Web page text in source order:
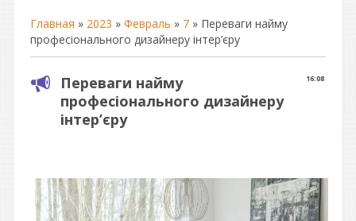
Главная » 2023 » Февраль » 7 » Переваги найму
професіонального дизайнеру інтер’єру
16:08
Переваги найму
професіонального дизайнеру
інтер’єру